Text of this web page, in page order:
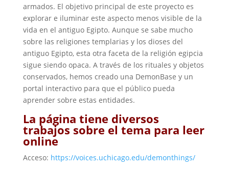
armados. El objetivo principal de este proyecto es
explorar e iluminar este aspecto menos visible de la
vida en el antiguo Egipto. Aunque se sabe mucho
sobre las religiones templarias y los dioses del
antiguo Egipto, esta otra faceta de la religión egipcia
sigue siendo opaca. A través de los rituales y objetos
conservados, hemos creado una DemonBase y un
portal interactivo para que el público pueda
aprender sobre estas entidades.
La página tiene diversos
trabajos sobre el tema para leer
online
Acceso: https://voices.uchicago.edu/demonthings/